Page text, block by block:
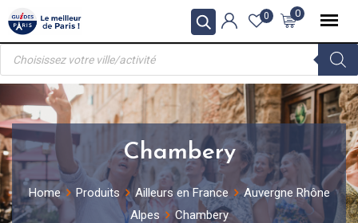
Skip
to
content
0
0
Recherche
produits
Chambery
Home Produits Ailleurs en France
Auvergne Rhône
Alpes
Chambery